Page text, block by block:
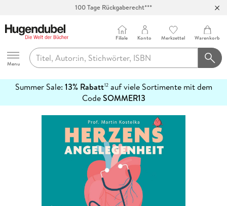
100 Tage Rückgaberecht***
Hugendubel
Menu
Filiale Konto Merkzettel Warenkorb
Summer Sale: 13% Rabatt12auf viele Sortimente mit dem
CodeSOMMER13
erfahren